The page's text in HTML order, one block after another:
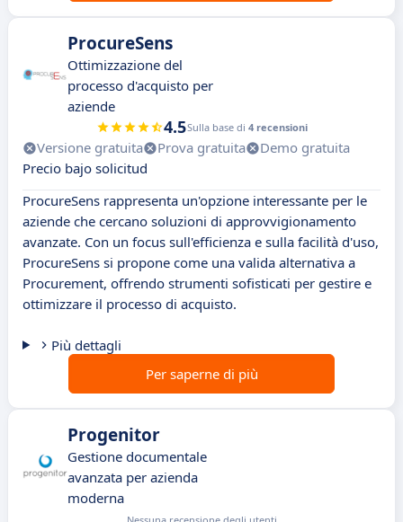
ProcureSens
Ottimizzazione del
processo d'acquisto per
aziende
4.5Sulla base di 4 recensioni
Versione gratuita Prova gratuita
Demo gratuita
Precio bajo solicitud
ProcureSens rappresenta un'opzione interessante per le
aziende che cercano soluzioni di approvvigionamento
avanzate. Con un focus sull'efficienza e sulla facilità d'uso,
ProcureSens si propone come una valida alternativa a
Procurement, offrendo strumenti sofisticati per gestire e
ottimizzare il processo di acquisto.
Più dettagli
Per saperne di più
Progenitor
Gestione documentale
avanzata per azienda
moderna